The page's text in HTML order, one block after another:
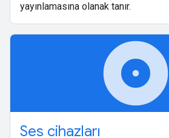
yayınlamasına olanak tanır.
album
Ses cihazları